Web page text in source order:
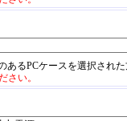
るPCケースを選択され
さい。